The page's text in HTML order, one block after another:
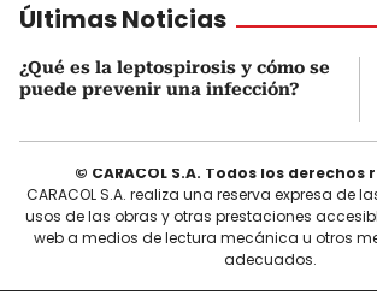
Últimas Noticias
¿Qué es la leptospirosis y cómo se
puede prevenir una infección?
© CARACOL S.A. Todos los derechos
CARACOL S.A. realiza una reserva expresa de
usos de las obras y otras prestaciones
web a medios de lectura mecánica u otros
adecuados.